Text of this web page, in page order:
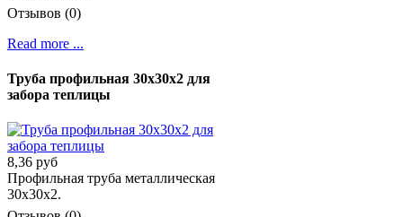
Отзывов (0)
Read more ...
Труба профильная 30х30х2 для
забора теплицы
8,36 руб
Профильная труба металлическая
30х30х2.